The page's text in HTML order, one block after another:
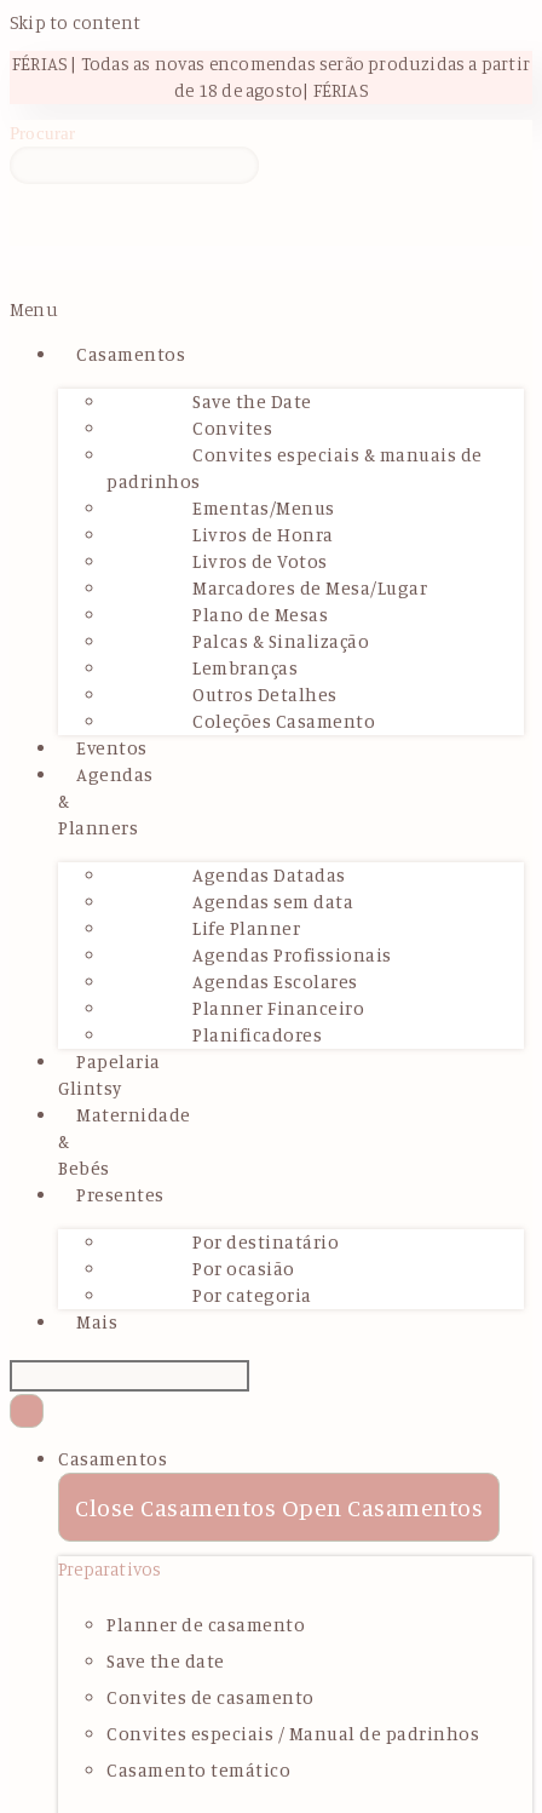
Skip to content
FÉRIAS | Todas as novas encomendas serão produzidas a partir
de 18 de agosto| FÉRIAS
Procurar
Menu
Casamentos
Save the Date
Convites
Convites especiais & manuais de
padrinhos
Ementas/Menus
Livros de Honra
Livros de Votos
Marcadores de Mesa/Lugar
Plano de Mesas
Palcas & Sinalização
Lembranças
Outros Detalhes
Coleções Casamento
Eventos
Agendas
&
Planners
Agendas Datadas
Agendas sem data
Life Planner
Agendas Profissionais
Agendas Escolares
Planner Financeiro
Planificadores
Papelaria
Glintsy
Maternidade
&
Bebés
Presentes
Por destinatário
Por ocasião
Por categoria
Mais
Casamentos
Close Casamentos Open Casamentos
Preparativos
Planner de casamento
Save the date
Convites de casamento
Convites especiais / Manual de padrinhos
Casamento temático